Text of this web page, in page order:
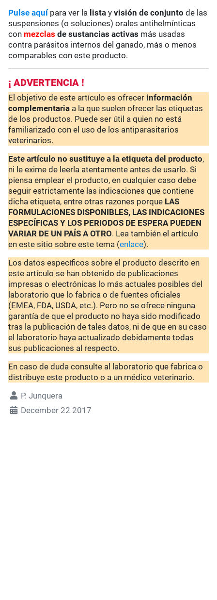
Pulse aquípara ver la lista yvisión de conjunto de las
suspensiones (o soluciones) orales antihelmínticas
con mezclas de sustancias activas más usadas
contra parásitos internos del ganado, más o menos
comparables con este producto.
¡ ADVERTENCIA !
El objetivo de este artículo es ofrecer información
complementaria a la que suelen ofrecer las etiquetas
de los productos. Puede ser útil a quien no está
familiarizado con el uso de los antiparasitarios
veterinarios.
Este artículo no sustituye a la etiqueta del producto,
ni le exime de leerla atentamente antes de usarlo. Si
piensa emplear el producto, en cualquier caso debe
seguir estrictamente las indicaciones que contiene
dicha etiqueta, entre otras razones porque LAS
FORMULACIONES DISPONIBLES, LAS INDICACIONES
ESPECÍFICAS Y LOS PERIODOS DE ESPERA PUEDEN
VARIAR DE UN PAÍS A OTRO. Lea también el artículo
en este sitio sobre este tema (enlace).
Los datos específicos sobre el producto descrito en
este artículo se han obtenido de publicaciones
impresas o electrónicas lo más actuales posibles del
laboratorio que lo fabrica o de fuentes oficiales
(EMEA, FDA, USDA, etc.). Pero no se ofrece ninguna
garantía de que el producto no haya sido modificado
tras la publicación de tales datos, ni de que en su caso
el laboratorio haya actualizado debidamente todas
sus publicaciones al respecto.
En caso de duda consulte al laboratorio que fabrica o
distribuye este producto o a un médico veterinario.
P. Junquera
December 22 2017